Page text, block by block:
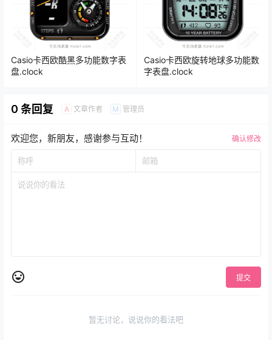
Casio卡西欧酷黑多功能数字表
盘.clock
Casio卡西欧旋转地球多功能数
字表盘.clock
0 条回复 A 文章作者 M 管理员
欢迎您，新朋友，感谢参与互动！ 确认修改
提交
暂无讨论，说说你的看法吧